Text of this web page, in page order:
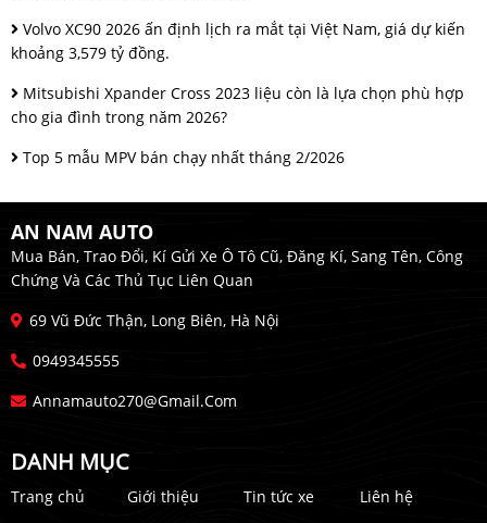
Volvo XC90 2026 ấn định lịch ra mắt tại Việt Nam, giá dự kiến
khoảng 3,579 tỷ đồng.
Mitsubishi Xpander Cross 2023 liệu còn là lựa chọn phù hợp
cho gia đình trong năm 2026?
Top 5 mẫu MPV bán chạy nhất tháng 2/2026
AN NAM AUTO
Mua Bán, Trao Đổi, Kí Gửi Xe Ô Tô Cũ, Đăng Kí, Sang Tên, Công
Chứng Và Các Thủ Tục Liên Quan
69 Vũ Đức Thận, Long Biên, Hà Nội
0949345555
Annamauto270@gmail.com
DANH MỤC
Trang chủ Giới thiệu Tin tức xe Liên hệ